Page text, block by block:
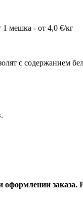
мешка - от 4,0 €/кг
с содержанием
заказа.